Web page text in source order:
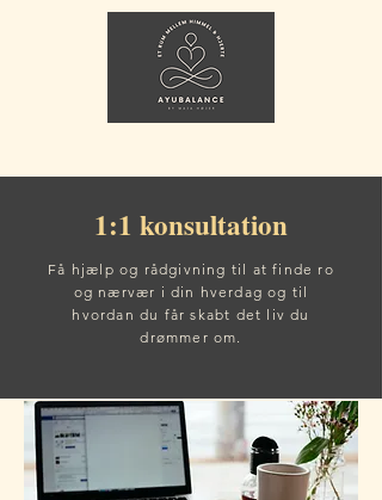
1:1 konsultation
Få hjælp og rådgivning til at finde ro
og nærvær i din hverdag og til
hvordan du får skabt det liv du
drømmer om.